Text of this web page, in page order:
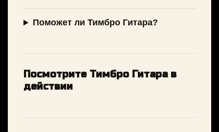
Поможет ли Тимбро Гитара?
Посмотрите Тимбро Гитара в
действии